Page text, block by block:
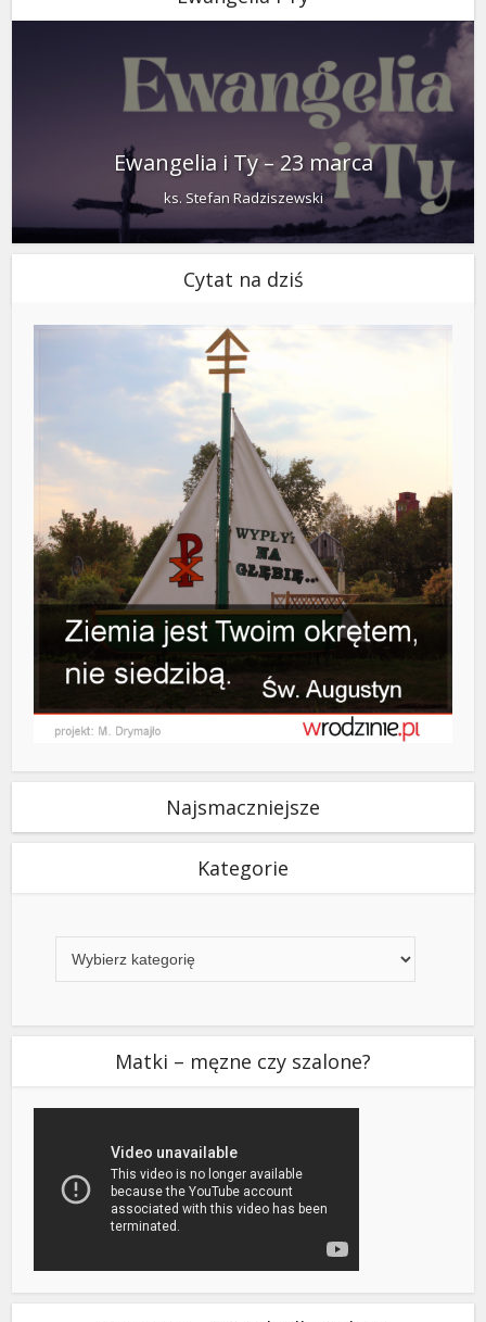
Ewangelia i Ty – 23 marca
ks. Stefan Radziszewski
Cytat na dziś
Najsmaczniejsze
Kategorie
Matki – męzne czy szalone?